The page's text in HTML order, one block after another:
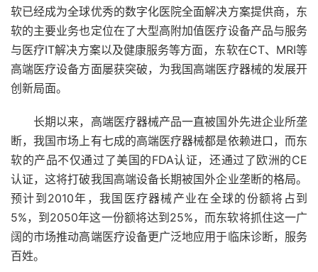
软已经成为全球优秀的数字化医院全面解决方案提供商，东
软的主要业务也定位在了大型高附加值医疗设备产品与服务
与医疗IT解决方案以及健康服务等方面，东软在CT、MRI等
高端医疗设备方面屡获突破，为我国高端医疗器械的发展开
创新局面。
长期以来，高端医疗器械产品一直被国外先进企业所垄
断，我国市场上有七成的高端医疗器械都是依赖进口，而东
软的产品不仅通过了美国的FDA认证，还通过了欧洲的CE
认证，这将打破我国高端设备长期被国外企业垄断的格局。
预计到2010年，我国医疗器械产业在全球的份额将占到
5%，到2050年这一份额将达到25%，而东软将抓住这一广
阔的市场推动高端医疗设备更广泛地应用于临床诊断，服务
百姓。